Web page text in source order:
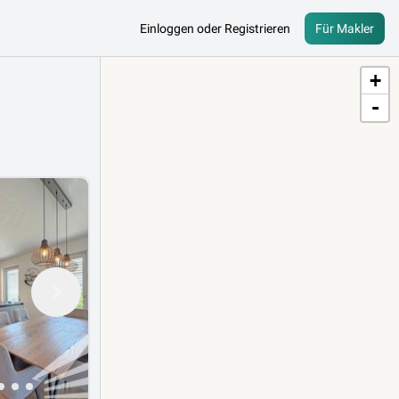
Einloggen oder Registrieren Für Makler
+
-